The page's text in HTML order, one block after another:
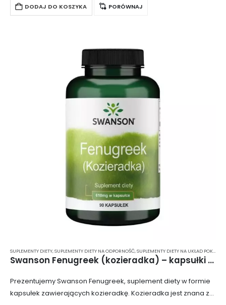
układu trawiennego i korzystnie wpływa na układ…
DODAJ DO KOSZYKA PORÓWNAJ
SUPLEMENTY DIETY,SUPLEMENTY DIETY NA ODPORNOŚĆ,SUPLEMENTY DIETY NA UKŁAD POKARMOWY
Swanson Fenugreek (kozieradka) – kapsułki 90 szt.
Prezentujemy Swanson Fenugreek, suplement diety w formie
kapsułek zawierających kozieradkę. Kozieradka jest znana ze